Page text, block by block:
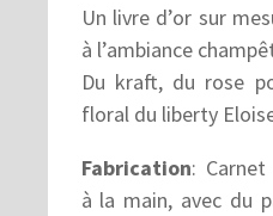
Un livre d’or sur
à l’ambiance
Du kraft, du rose
floral du liberty
Fabrication:
à la main, avec du